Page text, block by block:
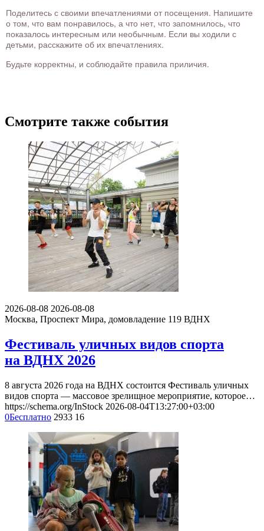
Поделитесь с своими впечатлениями от посещения. Напишите
о том, что вам понравилось, а что нет, что запомнилось, что
показалось интересным или необычным. Если вы ходили с
детьми, расскажите об их впечатлениях.
Будьте корректны, и соблюдайте правила приличия.
Смотрите также события
2026-08-08 2026-08-08
Москва, Проспект Мира, домовладение 119 ВДНХ
Фестиваль уличных видов спорта
на ВДНХ 2026
8 августа 2026 года на ВДНХ состоится Фестиваль уличных
видов спорта — массовое зрелищное мероприятие, которое…
https://schema.org/InStock 2026-08-04T13:27:00+03:00
0Бесплатно 2933 16